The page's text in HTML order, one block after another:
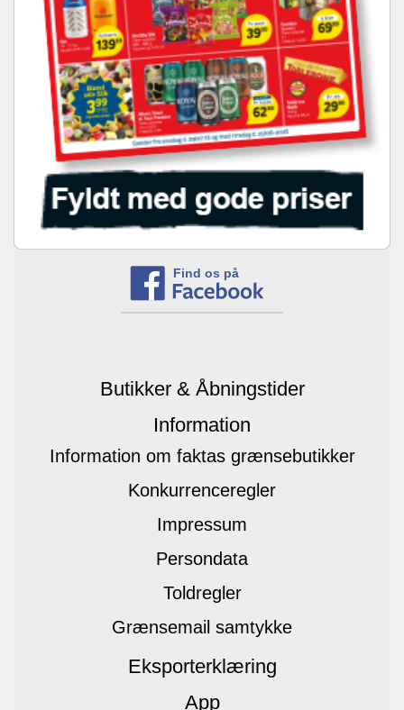
Find os på
Butikker & Åbningstider
Information
Information om faktas grænsebutikker
Konkurrenceregler
Impressum
Persondata
Toldregler
Grænsemail samtykke
Eksporterklæring
App